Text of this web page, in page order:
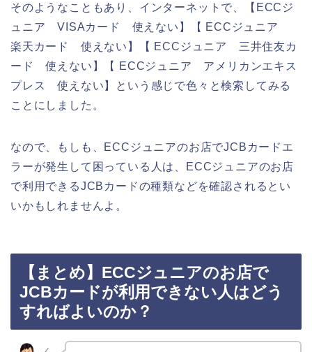
そのようなこともあり、インターネットで、【ECCジ
ュニア VISAカード 使えない】【 ECCジュニア
楽天カード 使えない】【 ECCジュニア 三井住友カ
ード 使えない】【 ECCジュニア アメリカンエキス
プレス 使えない】という感じで色々と検索してみる
ことにしました。
なので、もしも、ECCジュニアのお店でJCBカードエ
ラーが発生して困っている人は、ECCジュニアのお店
で利用できるJCBカードの種類などを確認されるとい
いかもしれませんよ。
【まとめ】ECCジュニアのお店で
JCBカードが利用できない人はどう
すればよいのか？